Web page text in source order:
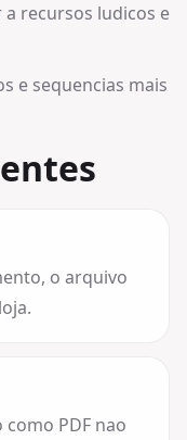
recursos ludicos e
e sequencias mais
o arquivo
PDF nao